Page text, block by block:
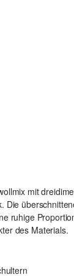
mit
Die
ruhige
des Materials.